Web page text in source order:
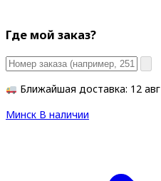
Где мой заказ?
Ближайшая доставка: 12 авг
Минск В наличии